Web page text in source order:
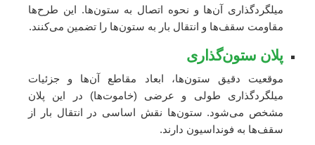
میلگردگذاری آن‌ها و نحوه اتصال به ستون‌ها. این طرح‌ها
مقاومت سقف‌ها و انتقال بار به ستون‌ها را تضمین می‌کنند.
پلان ستون‌گذاری
موقعیت دقیق ستون‌ها، ابعاد مقاطع آن‌ها و جزئیات
میلگردگذاری طولی و عرضی (خاموت‌ها) در این پلان
مشخص می‌شود. ستون‌ها نقش اساسی در انتقال بار از
سقف‌ها به فونداسیون دارند.